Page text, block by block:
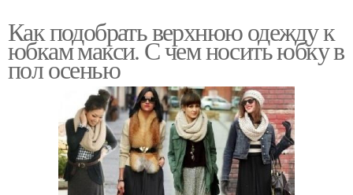
Как подобрать верхнюю одежду к
юбкам макси. С чем носить юбку в
пол осенью